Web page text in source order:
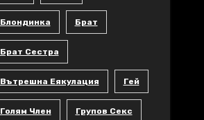
Блондинка Брат
Брат Сестра
Вътрешна Еякулация Гей
Голям Член Групов Секс